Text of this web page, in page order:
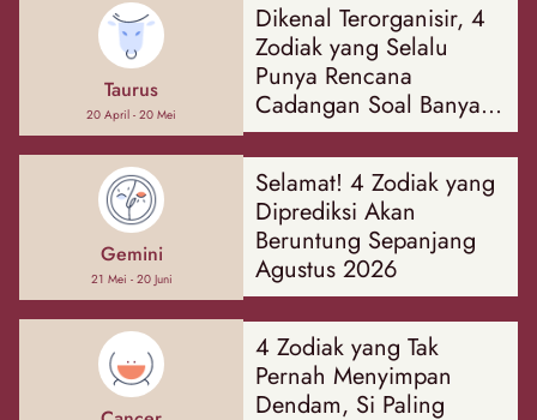
Taurus
20 April - 20 Mei
Dikenal Terorganisir, 4
Zodiak yang Selalu
Punya Rencana
Cadangan Soal Banyak
Hal
Gemini
21 Mei - 20 Juni
Selamat! 4 Zodiak yang
Diprediksi Akan
Beruntung Sepanjang
Agustus 2026
4 Zodiak yang Tak
Pernah Menyimpan
Dendam, Si Paling